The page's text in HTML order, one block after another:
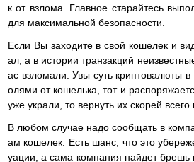
к от взлома. Главное старайтесь
для максимальной безопасности.
Если Вы заходите в свой кошелек и
ал, а в истории транзакций
ас взломали. Увы суть криптовалюты в
олями от кошелька, тот и
уже украли, то вернуть их скорей всего
В любом случае надо сообщать в
ам кошелек. Есть шанс, что это
уации, а сама компания найдет брешь